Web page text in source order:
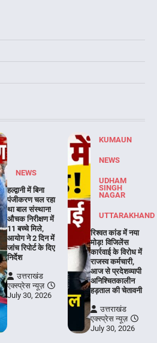
NEWS
हल्द्वानी में बिना
पंजीकरण चल रहा
था बाल संस्थान!
औचक निरीक्षण में
11 बच्चे मिले,
आयोग ने 2 दिन में
जांच रिपोर्ट के दिए
निर्देश
उत्तराखंड
एक्स्प्रेस न्यूज़
July 30, 2026
KUMAUN
NEWS
UDHAM
SINGH
NAGAR
UTTARAKHAND
रिश्वत कांड में नया
मोड़! विजिलेंस
कार्रवाई के विरोध में
राजस्व कर्मचारी,
आज से प्रदेशव्यापी
अनिश्चितकालीन
हड़ताल की चेतावनी
उत्तराखंड
एक्स्प्रेस न्यूज़
July 30, 2026